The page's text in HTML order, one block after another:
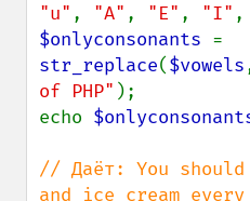
"u" , "A" , "E" , "I" ,
$onlyconsonants
str_replace($vowels
of PHP" );
echo
// Даёт: You